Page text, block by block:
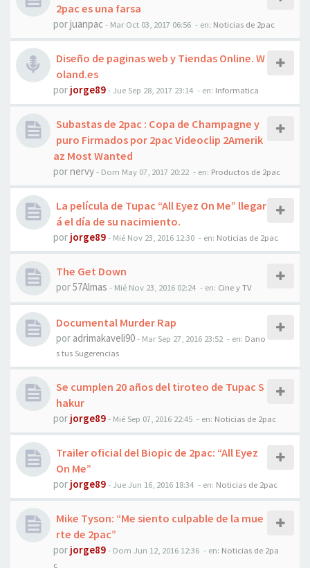
2pac es una farsa
porjuanpac- Mar Oct 03, 2017 06:56 - en: Noticias de 2pac
Diseño de paginas web y Tiendas Online. W
oland.es
por jorge89-Jue Sep 28, 2017 23:14 - en: Informatica
Subastas de 2pac : Copa de Champagne y
puro Firmados por 2pac Videoclip 2Amerik
az Most Wanted
pornervy- Dom May 07, 2017 20:22 - en: Productos de 2pac
La película de Tupac “All Eyez On Me” llegar
á el día de su nacimiento.
por jorge89- Mié Nov 23, 2016 12:30 - en: Noticias de 2pac
The Get Down
por57Almas - Mié Nov 23, 2016 02:24 - en: Cine y TV
Documental Murder Rap
por adrimakaveli90- Mar Sep 27, 2016 23:52 - en: Dano
s tus Sugerencias
Se cumplen 20 años del tiroteo de Tupac S
hakur
por jorge89- Mié Sep 07, 2016 22:45 - en: Noticias de 2pac
Trailer oficial del Biopic de 2pac: “All Eyez
On Me”
por jorge89-Jue Jun 16, 2016 18:34 - en: Noticias de 2pac
Mike Tyson: “Me siento culpable de la mue
rte de 2pac”
por jorge89- Dom Jun 12, 2016 12:36 - en: Noticias de 2pa
c